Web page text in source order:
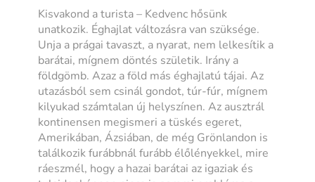
Kisvakond a turista – Kedvenc hősünk
unatkozik. Éghajlat változásra van szüksége.
Unja a prágai tavaszt, a nyarat, nem lelkesítik a
barátai, mígnem döntés születik. Irány a
földgömb. Azaz a föld más éghajlatú tájai. Az
utazásból sem csinál gondot, túr-fúr, mígnem
kilyukad számtalan új helyszínen. Az ausztrál
kontinensen megismeri a tüskés egeret,
Amerikában, Ázsiában, de még Grönlandon is
találkozik furábbnál furább élőlényekkel, mire
ráeszmél, hogy a hazai barátai az igaziak és